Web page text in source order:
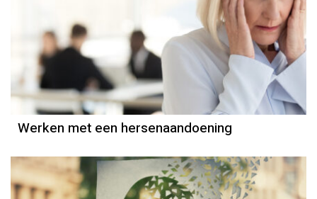
Werken met een hersenaandoening